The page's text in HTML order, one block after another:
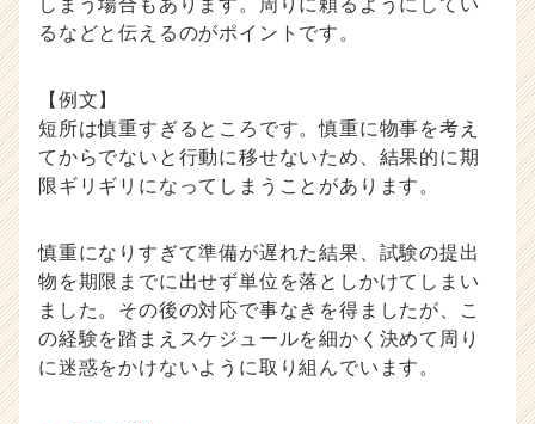
しまう場合もあります。周りに頼るようにしてい
るなどと伝えるのがポイントです。
【例文】
短所は慎重すぎるところです。慎重に物事を考え
てからでないと行動に移せないため、結果的に期
限ギリギリになってしまうことがあります。
慎重になりすぎて準備が遅れた結果、試験の提出
物を期限までに出せず単位を落としかけてしまい
ました。その後の対応で事なきを得ましたが、こ
の経験を踏まえスケジュールを細かく決めて周り
に迷惑をかけないように取り組んでいます。